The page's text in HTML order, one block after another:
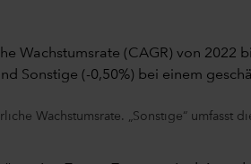
Wachstumsrate. „Sonstige“ umfasst